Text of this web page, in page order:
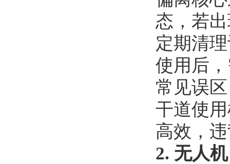
态，若
定期清
使用后
常见误
干道使
高效，
2. 无人